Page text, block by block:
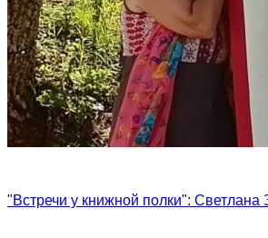
"Встречи у книжной полки": Светлана